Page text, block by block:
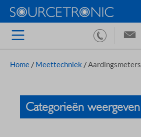
Home / Meettechniek /Aardingsmeters
Categorieën weergeven